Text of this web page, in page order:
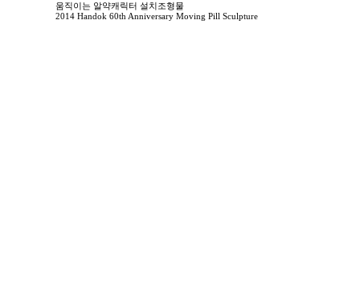
움직이는 알약캐릭터 설치조형물
2014 Handok 60th Anniversary Moving Pill Sculpture